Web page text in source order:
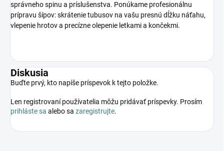
správneho spinu a príslušenstva. Ponúkame profesionálnu
prípravu šípov: skrátenie tubusov na vašu presnú dĺžku náťahu,
vlepenie hrotov a precízne olepenie letkami a končekmi.
Diskusia
Buďte prvý, kto napíše príspevok k tejto položke.
Len registrovaní používatelia môžu pridávať príspevky. Prosím
prihláste sa alebo sa zaregistrujte.